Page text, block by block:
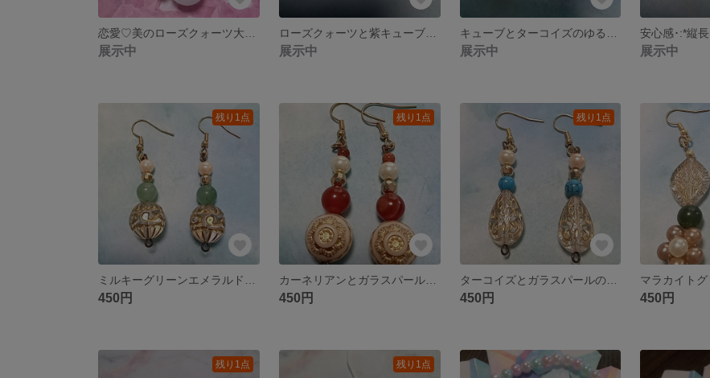
展示中
ローズクォーツと紫キューブのゆるふわピアス
展示中 展示中 展示中
残り1点
450円
残り1点
カーネリアンとガラスパールの秋色ピアス
450円
残り1点
ターコイズとガラスパールの大人ピアス
450円 450円
残り1点 残り1点